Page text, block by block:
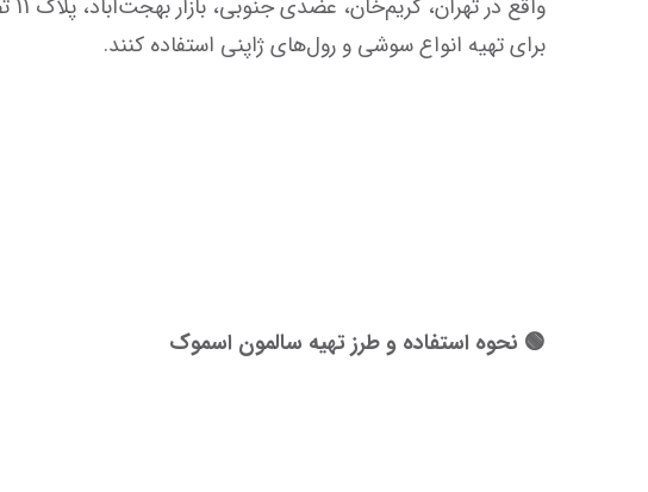
برای تهیه انواع سوشی و رول‌های ژاپنی استفاده کنند.
🟢 نحوه استفاده و طرز تهیه سالمون اسموک